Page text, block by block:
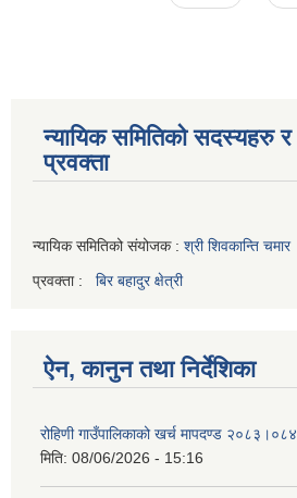
न्यायिक समितिको सदस्यहरु र
प्रवक्ता
न्यायिक समितिको संयोजक : श्री शिवकान्ति चमार
प्रवक्ता : बिर बहादुर क्षेत्री
ऐन, कानुन तथा निर्देशिका
रोहिणी गाउँपालिकाको खर्च मापदण्ड २०८३।०८४
मिति: 08/06/2026 - 15:16